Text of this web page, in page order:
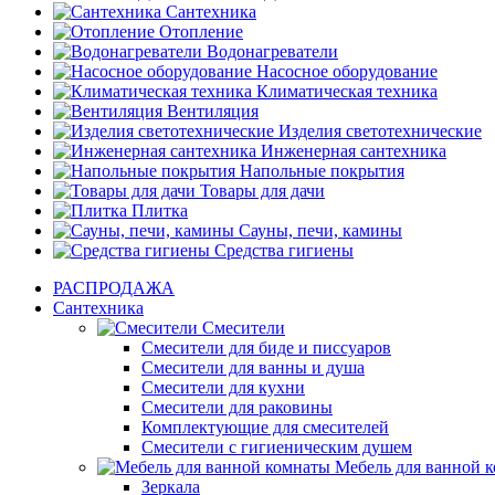
Сантехника
Отопление
Водонагреватели
Насосное оборудование
Климатическая техника
Вентиляция
Изделия светотехнические
Инженерная сантехника
Напольные покрытия
Товары для дачи
Плитка
Сауны, печи, камины
Средства гигиены
РАСПРОДАЖА
Сантехника
Смесители
Смесители для биде и писсуаров
Смесители для ванны и душа
Смесители для кухни
Смесители для раковины
Комплектующие для смесителей
Смесители с гигиеническим душем
Мебель для ванной
Зеркала